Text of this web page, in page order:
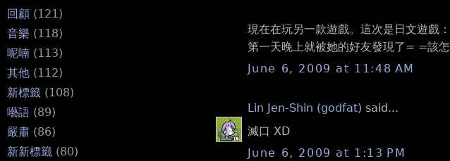
回顧 (121)
音樂 (118)
呢喃 (113)
其他 (112)
新標籤 (108)
囈語 (89)
嚴肅 (86)
新新標籤 (80)
現在在玩另一款遊戲。這次是日文遊戲
第一天晚上就被她的好友發現了= =該怎
June 6, 2009 at 11:48 AM
Lin Jen-Shin (godfat) said...
滅口 XD
June 6, 2009 at 1:13 PM